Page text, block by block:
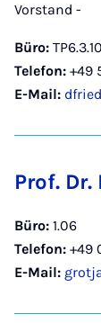
Vorstand -
Büro:
Telefon: +49
E-Mail:
Prof.
Büro: 1.06
Telefon: +49
E-Mail: